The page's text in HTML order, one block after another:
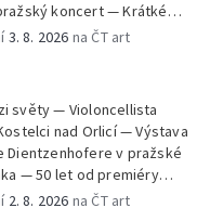
koncert — Krátké
Nález historických
3. 8. 2026 na ČT art
světy — Violoncellista
nad Orlicí — Výstava
Dientzenhofere v pražské
— 50 let od premiéry
lesa — Krátké zprávy z
2. 8. 2026 na ČT art